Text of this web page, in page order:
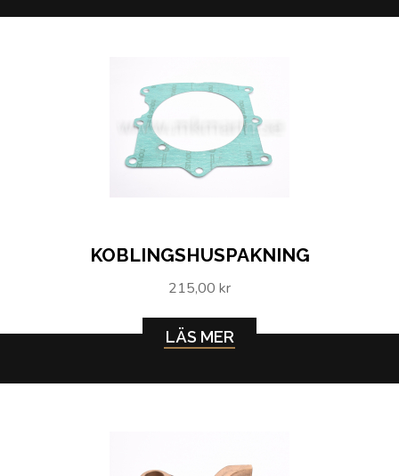
KOBLINGSHUSPAKNING
215,00 kr
LÄS MER